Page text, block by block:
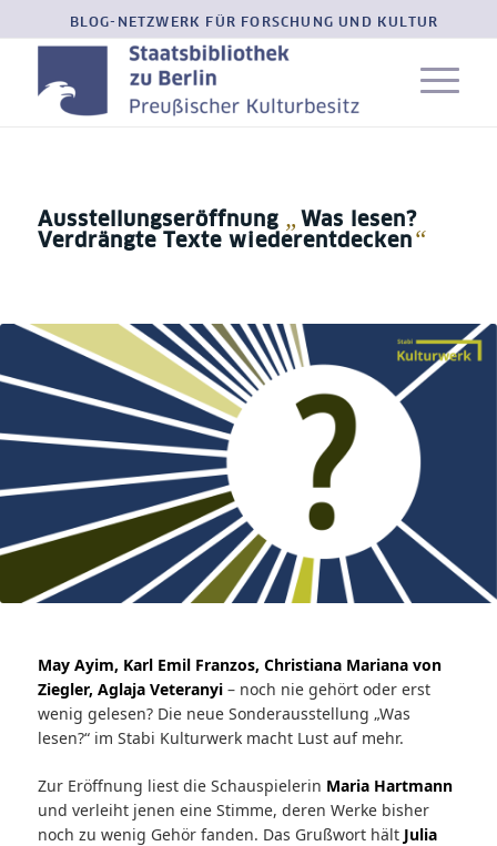
BLOG-NETZWERK FÜR FORSCHUNG UND KULTUR
Ausstellungseröffnung „ Was lesen?
Verdrängte Texte wiederentdecken “
May Ayim, Karl Emil Franzos, Christiana Mariana von
Ziegler, Aglaja Veteranyi– noch nie gehört oder erst
wenig gelesen? Die neue Sonderausstellung „Was
lesen?“ im Stabi Kulturwerk macht Lust auf mehr.
Zur Eröffnung liest die Schauspielerin Maria Hartmann
und verleiht jenen eine Stimme, deren Werke bisher
noch zu wenig Gehör fanden. Das Grußwort hält Julia